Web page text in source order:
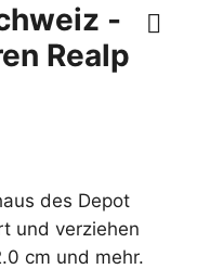
-
Realp
des Depot
und verziehen
cm und mehr.